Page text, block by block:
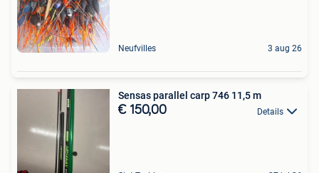
Neufvilles 3 aug 26
Sensas parallel carp 746 11,5 m
€ 150,00 Details